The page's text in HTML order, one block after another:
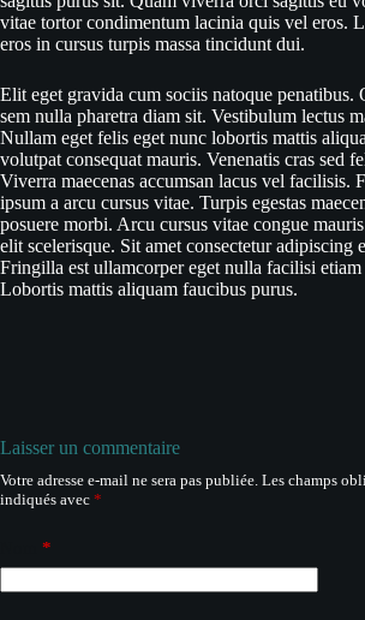
vitae tortor condimentum lacinia quis vel eros.
eros in cursus turpis massa tincidunt dui.
Elit eget gravida cum sociis natoque penatibus.
sem nulla pharetra diam sit. Vestibulum lectus
Nullam eget felis eget nunc lobortis mattis
volutpat consequat mauris. Venenatis cras sed
Viverra maecenas accumsan lacus vel facilisis.
ipsum a arcu cursus vitae. Turpis egestas
posuere morbi. Arcu cursus vitae congue
elit scelerisque. Sit amet consectetur adipiscing
Fringilla est ullamcorper eget nulla facilisi
Lobortis mattis aliquam faucibus purus.
Laisser un commentaire
Votre adresse e-mail ne sera pas publiée. Les champs
indiqués avec *
*
A
l
r
n